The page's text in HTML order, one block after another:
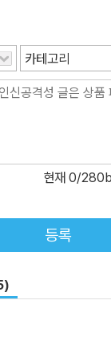
게 동화될 수 있습
깊은 바다 속으로
때면 몇 번이고 펼
카테고리
현재 0/
등록